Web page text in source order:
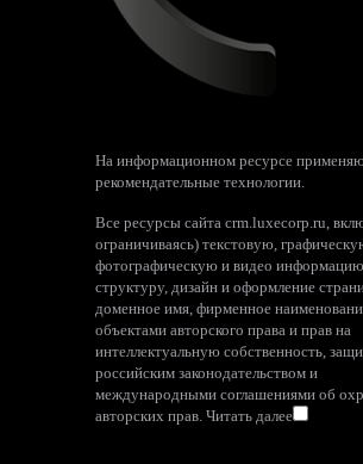
На информационном ресурсе
рекомендательные технологии.
Все ресурсы сайта crm.luxecorp.ru,
ограничиваясь) текстовую,
фотографическую и видео
структуру, дизайн и оформление
доменное имя, фирменное
объектами авторского права и прав на
интеллектуальную собственность,
российским законодательством и
международными соглашениями об
авторских прав. Читать далее